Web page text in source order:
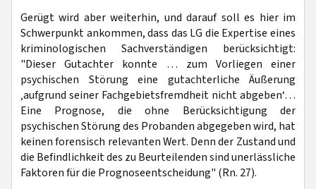
Gerügt wird aber weiterhin, und darauf soll es hier im
Schwerpunkt ankommen, dass das LG die Expertise eines
kriminologischen Sachverständigen berücksichtigt:
"Dieser Gutachter konnte … zum Vorliegen einer
psychischen Störung eine gutachterliche Äußerung
‚aufgrund seiner Fachgebietsfremdheit nicht abgeben‘…
Eine Prognose, die ohne Berücksichtigung der
psychischen Störung des Probanden abgegeben wird, hat
keinen forensisch relevanten Wert. Denn der Zustand und
die Befindlichkeit des zu Beurteilenden sind unerlässliche
Faktoren für die Prognoseentscheidung" (Rn. 27).